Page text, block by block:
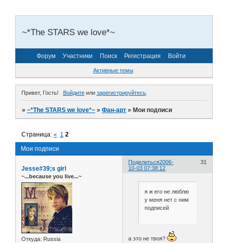
~*The STARS we love*~
Форум Участники Поиск Регистрация Войти
Активные темы
Привет, Гость! Войдитеили зарегистрируйтесь.
»~*The STARS we love*~ »Фан-арт »Мои подписи
Мои подписи
Страница:« 1 2
Поделиться 31
2006-
10-03 07:38:12
Jesse#39;s girl
~...because you live...~
Откуда: Russia
я ж его не люблю
у меня нет с ним
подписей
а это не твоя?